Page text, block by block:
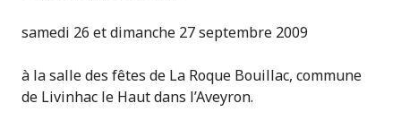
samedi 26 et dimanche 27 septembre 2009
à la salle des fêtes de La Roque Bouillac, commune
de Livinhac le Haut dans l’Aveyron.